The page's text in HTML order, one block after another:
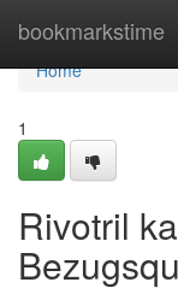
bookmarkstime
Home
Home
1
Rivotril